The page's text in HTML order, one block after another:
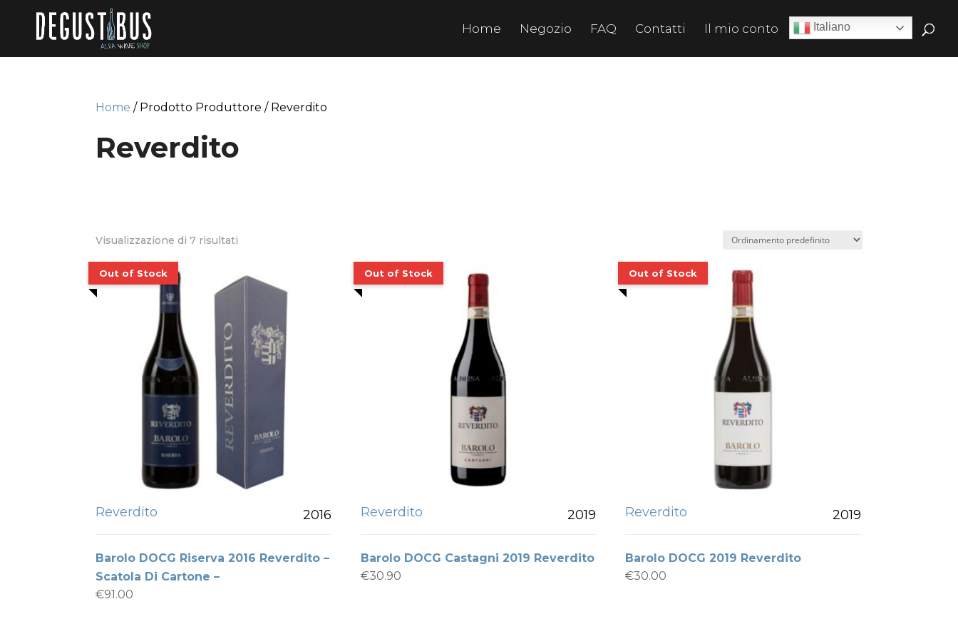
Home Negozio FAQ Contatti Il mio conto
Home / Prodotto Produttore / Reverdito
Reverdito
Visualizzazione di 7 risultati
Reverdito 2016
Barolo DOCG Riserva 2016 Reverdito –
Scatola Di Cartone –
€91.00
Reverdito 2019
Barolo DOCG Castagni 2019 Reverdito
€30.90
Reverdito 2019
Barolo DOCG 2019 Reverdito
€30.00
Italiano